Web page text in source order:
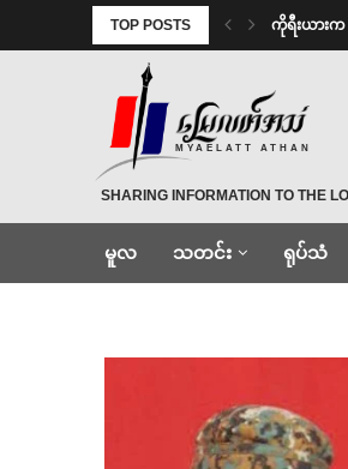
TOP POSTS ကိုရီးယား
MYAELATT ATHAN
SHARING INFORMATION TO THE
မူလ သတင်း ရုပ်သံ
Home PRA မကွေး စစ်ဦးစီးချုပ်